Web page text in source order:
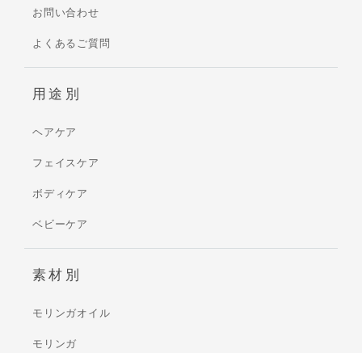
お問い合わせ
よくあるご質問
用途別
ヘアケア
フェイスケア
ボディケア
ベビーケア
素材別
モリンガオイル
モリンガ